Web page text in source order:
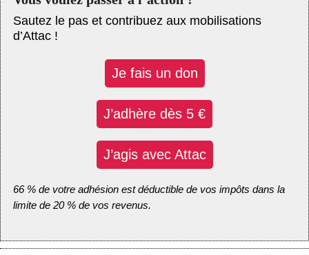
Sautez le pas et contribuez aux mobilisations
d’Attac !
Je fais un don
J’adhère dès 5 €
J’agis avec Attac
66 % de votre adhésion est déductible de vos impôts dans la
limite de 20 % de vos revenus.